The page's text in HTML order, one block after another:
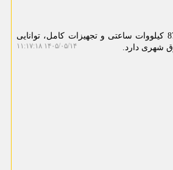
به گزارش مینی کامپیوتر، ون کمپینگ برقی جدید نیسان با باتری 87 کیلووات ساعتی و تجهیزات کامل، توانایی
شهری دارد.
۱۴۰۵/۰۵/۱۴ ۱۱:۱۷:۱۸